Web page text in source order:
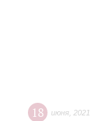
18 июня 2021